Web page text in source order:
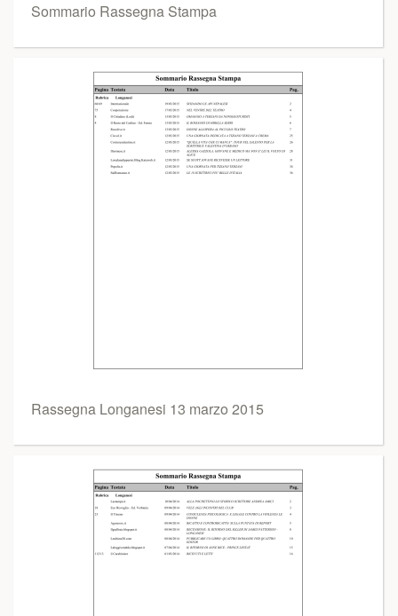
Sommario Rassegna Stampa
Rassegna Longanesi 13 marzo 2015